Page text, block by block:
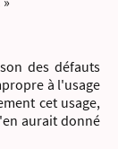
des défauts
à l'usage
cet usage,
aurait donné